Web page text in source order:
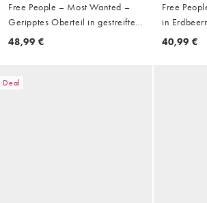
Free People – Most Wanted –
Geripptes Oberteil in gestreiftem
Rot mit durchgehender
48,99 €
Free
in
40,99 €
Deal